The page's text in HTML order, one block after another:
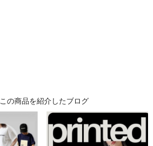
この商品を紹介したブログ